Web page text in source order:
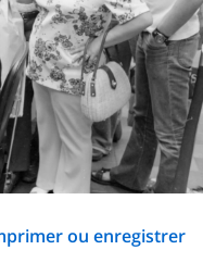
ou enregistrer